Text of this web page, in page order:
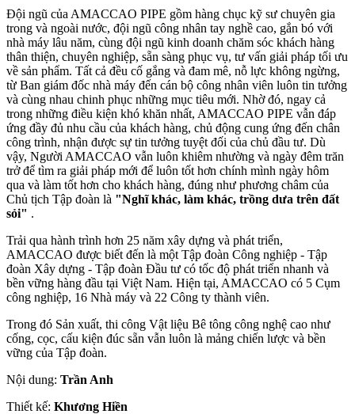
Đội ngũ của AMACCAO PIPE gồm hàng chục kỹ sư chuyên gia
trong và ngoài nước, đội ngũ công nhân tay nghề cao, gắn bó với
nhà máy lâu năm, cùng đội ngũ kinh doanh chăm sóc khách hàng
thân thiện, chuyên nghiệp, sẵn sàng phục vụ, tư vấn giải pháp tối ưu
về sản phẩm. Tất cả đều cố gắng và đam mê, nỗ lực không ngừng,
từ Ban giám đốc nhà máy đến cán bộ công nhân viên luôn tin tưởng
và cùng nhau chinh phục những mục tiêu mới. Nhờ đó, ngay cả
trong những điều kiện khó khăn nhất, AMACCAO PIPE vẫn đáp
ứng đầy đủ nhu cầu của khách hàng, chủ động cung ứng đến chân
công trình, nhận được sự tin tưởng tuyệt đối của chủ đầu tư. Dù
vậy, Người AMACCAO vẫn luôn khiêm nhường và ngày đêm trăn
trở để tìm ra giải pháp mới để luôn tốt hơn chính mình ngày hôm
qua và làm tốt hơn cho khách hàng, đúng như phương châm của
Chủ tịch Tập đoàn là "Nghĩ khác, làm khác, trồng dưa trên đất
sỏi" .
Trải qua hành trình hơn 25 năm xây dựng và phát triển,
AMACCAO được biết đến là một Tập đoàn Công nghiệp - Tập
đoàn Xây dựng - Tập đoàn Đầu tư có tốc độ phát triển nhanh và
bền vững hàng đầu tại Việt Nam. Hiện tại, AMACCAO có 5 Cụm
công nghiệp, 16 Nhà máy và 22 Công ty thành viên.
Trong đó Sản xuất, thi công Vật liệu Bê tông công nghệ cao như
cống, cọc, cấu kiện đúc sẵn vẫn luôn là mảng chiến lược và bền
vững của Tập đoàn.
Nội dung: Trần Anh
Thiết kế: Khương Hiền